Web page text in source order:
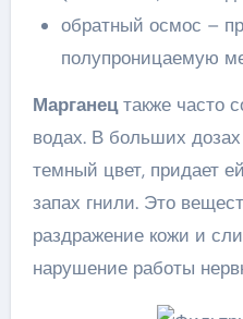
обратный осмос –
полупроницаемую
Марганецтакже часто
водах. В больших
темный цвет, придает
запах гнили. Это
раздражение кожи и
нарушение работы